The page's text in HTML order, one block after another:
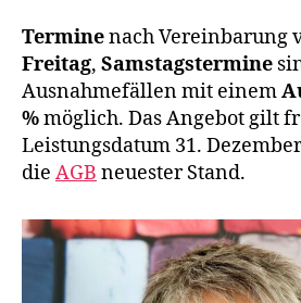
Terminenach Vereinbarung
Freitag, Samstagstermine
Ausnahmefällen mit einem
%möglich. Das Angebot gilt
Leistungsdatum 31.
die AGB neuester Stand.